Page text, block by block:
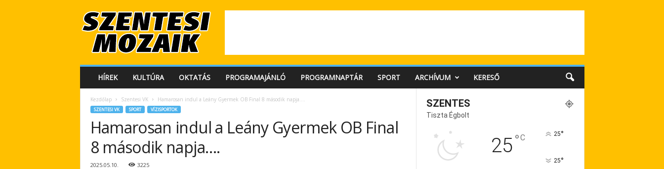
e
HÍREK KULTÚRA OKTATÁS PROGRAMAJÁNLÓ PROGRAMNAPTÁR SPORT ARCHÍVUM KERESŐ
Kezdőlap Szentesi VK Hamarosan indul a Leány Gyermek OB Final 8 második napja….
SZENTESI VK SPORT VÍZISPORTOK
Hamarosan indul a Leány Gyermek OB Final
8 második napja….
2025.05.10. 3225
SZENTES
Tiszta Égbolt
25°C 25°
25°